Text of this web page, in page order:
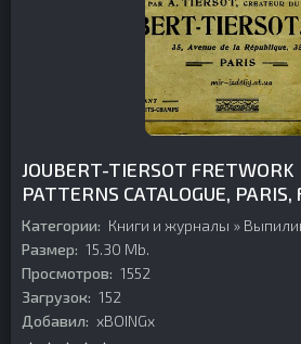
JOUBERT-TIERSOT FRETWORK
PATTERNS CATALOGUE, PARIS,
1924.
Категории: Книги и журналы »
Размер: 15.30 Mb.
Просмотров: 1552
Загрузок: 152
Добавил: xBOINGx